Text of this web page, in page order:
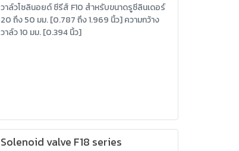
วาล์วโซลินอยด์ ซีรีส์ F10 สำหรับขนาดรูซีลินเดอร์
20 ถึง 50 มม. [0.787 ถึง 1.969 นิ้ว] ความกว้าง
วาล์ว 10 มม. [0.394 นิ้ว]
Solenoid valve F18 series